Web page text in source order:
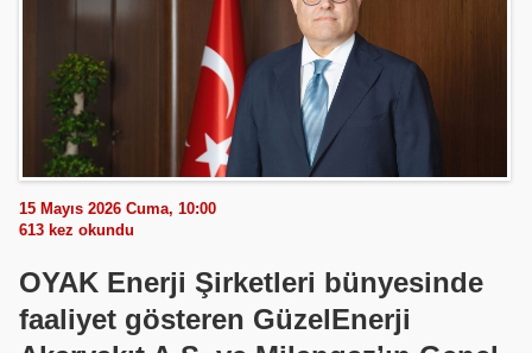
15 Mayıs 2026 Cuma, 10:00
613 kez okundu
OYAK Enerji Şirketleri bünyesinde
faaliyet gösteren GüzelEnerji